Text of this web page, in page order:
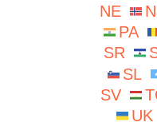
NE
PA
SR
SL
SV
UK